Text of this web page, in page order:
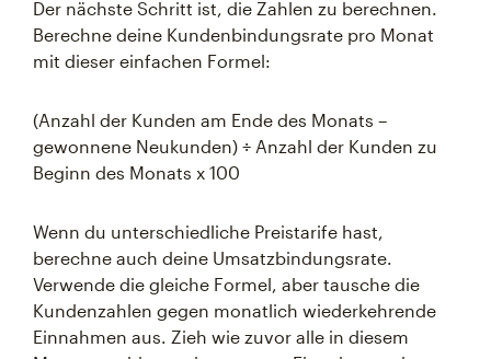
Der nächste Schritt ist, die Zahlen zu berechnen.
Berechne deine Kundenbindungsrate pro Monat
mit dieser einfachen Formel:
(Anzahl der Kunden am Ende des Monats –
gewonnene Neukunden) ÷ Anzahl der Kunden zu
Beginn des Monats x 100
Wenn du unterschiedliche Preistarife hast,
berechne auch deine Umsatzbindungsrate.
Verwende die gleiche Formel, aber tausche die
Kundenzahlen gegen monatlich wiederkehrende
Einnahmen aus. Zieh wie zuvor alle in diesem